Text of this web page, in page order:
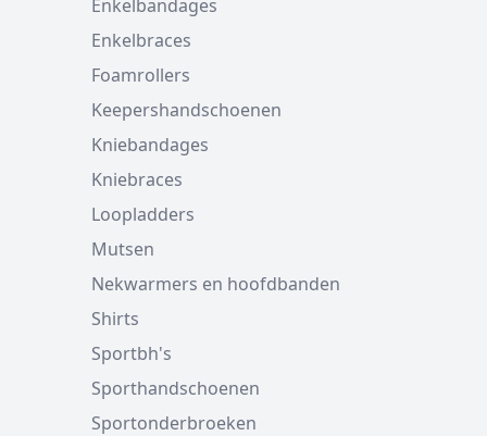
Enkelbandages
Enkelbraces
Foamrollers
Keepershandschoenen
Kniebandages
Kniebraces
Loopladders
Mutsen
Nekwarmers en hoofdbanden
Shirts
Sportbh's
Sporthandschoenen
Sportonderbroeken